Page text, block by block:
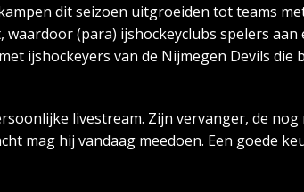
dit seizoen uitgroeiden tot teams
(para) ijshockeyclubs spelers
ijshockeyers van de Nijmegen Devils die
livestream. Zijn vervanger, de nog
mag hij vandaag meedoen. Een goede